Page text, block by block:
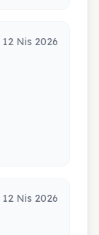
12 Nis 2026
12 Nis 2026